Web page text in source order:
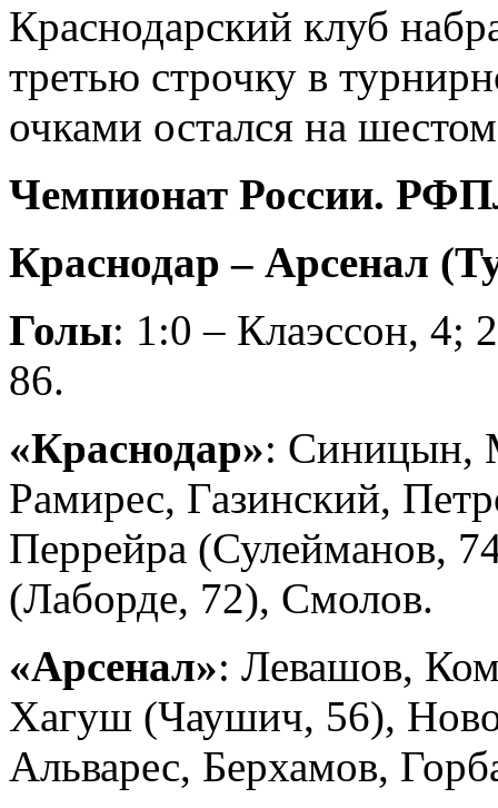
Краснодарский клуб
третью строчку в
очками остался на
Чемпионат России.
Краснодар – Арсенал
Голы: 1:0 – Клаэссон, 4;
86.
«Краснодар»: Синицын,
Рамирес, Газинский,
Перрейра (Сулейманов,
(Лаборде, 72), Смолов.
«Арсенал»: Левашов,
Хагуш (Чаушич, 56),
Альварес, Берхамов,